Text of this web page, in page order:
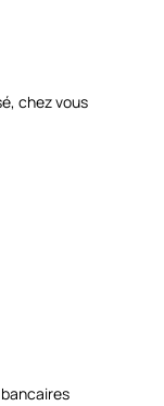
chez vous